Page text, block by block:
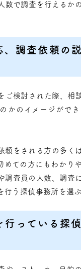
数で調査を行えるか
、調査依頼の
ご検討された際、相
かのイメージがで
頼をされる方の多く
めての方にもわかり
調査員の人数、調査
行う探偵事務所を選
行っている探